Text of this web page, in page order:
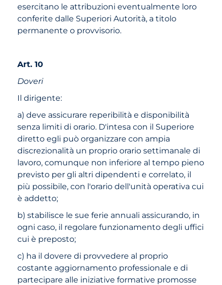
esercitano le attribuzioni eventualmente loro
conferite dalle Superiori Autorità, a titolo
permanente o provvisorio.
Art. 10
Doveri
Il dirigente:
a) deve assicurare reperibilità e disponibilità
senza limiti di orario. D'intesa con il Superiore
diretto egli può organizzare con ampia
discrezionalità un proprio orario settimanale di
lavoro, comunque non inferiore al tempo pieno
previsto per gli altri dipendenti e correlato, il
più possibile, con l'orario dell'unità operativa cui
è addetto;
b) stabilisce le sue ferie annuali assicurando, in
ogni caso, il regolare funzionamento degli uffici
cui è preposto;
c) ha il dovere di provvedere al proprio
costante aggiornamento professionale e di
partecipare alle iniziative formative promosse